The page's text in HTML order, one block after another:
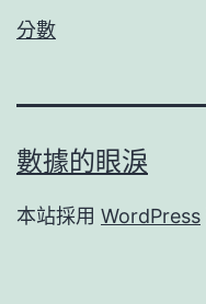
分數
數據的眼淚
本站採用 WordPress